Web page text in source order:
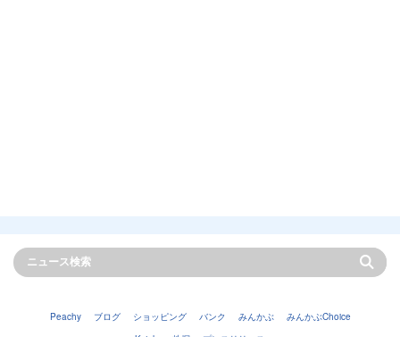
Peachy ブログ ショッピング バンク みんかぶ
みんかぶChoice